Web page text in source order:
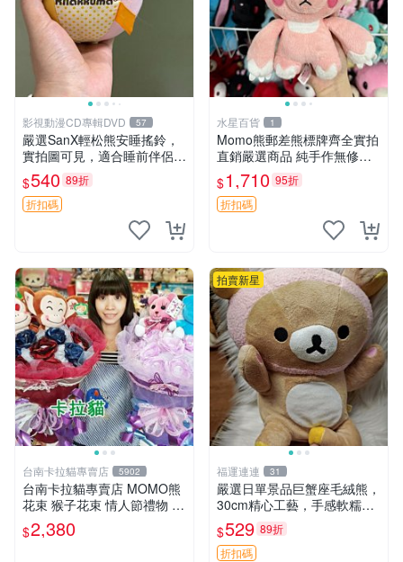
影視動漫CD專輯DVD 57
嚴選SanX輕松熊安睡搖鈴，
實拍圖可見，適合睡前伴侶，
Picks安撫好物 0325 懸吊 電
腦
$540 89折
折扣碼
水星百貨 1
Momo熊郵差熊標牌齊全實拍
直銷嚴選商品 純手作無修圖
可收藏 郵差熊 Momo熊 標牌
商品
$1,710 95折
折扣碼
台南卡拉貓專賣店 5902
台南卡拉貓專賣店 MOMO熊
花束 猴子花束 情人節禮物 二
選一 可繡字 可今天寄明天到
$2,380
拍賣新星
福運連連 31
嚴選日單景品巨蟹座毛絨熊，
30cm精心工藝，手感軟糯推
薦收藏送人 巨蟹座 毛絨玩具
精緻做工
$529 89折
折扣碼